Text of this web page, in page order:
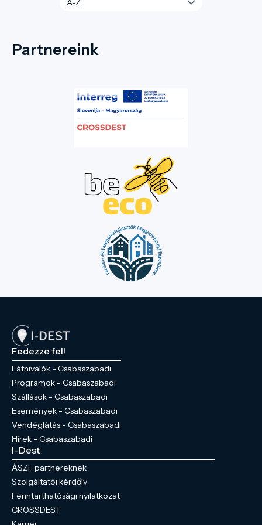
Partnereink
Fedezze fel!
Látnivalók - Csabaszabadi
Programok - Csabaszabadi
Szállások - Csabaszabadi
Események - Csabaszabadi
Vendéglátás - Csabaszabadi
Hírek - Csabaszabadi
I-Dest
ÁSZF partnereknek
Szolgáltatói kérdőív
Fenntarthatósági nyilatkozat
CROSSDEST